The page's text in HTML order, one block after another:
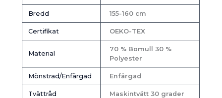
Bredd 155-160 cm
Certifikat OEKO-TEX
Material
70 % Bomull 30 %
Polyester
Mönstrad/Enfärgad Enfärgad
Tvättråd Maskintvätt 30 grader